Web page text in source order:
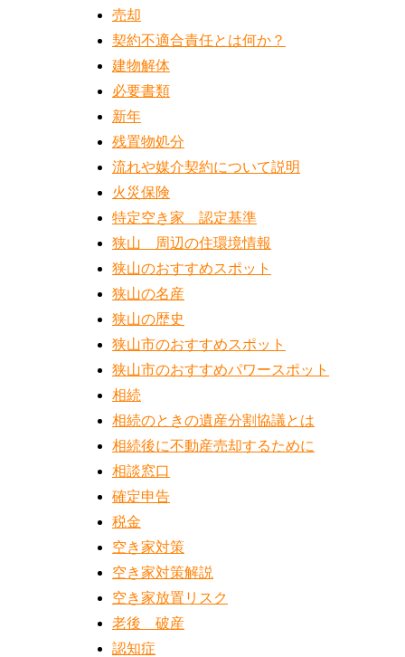
売却
契約不適合責任とは何か？
建物解体
必要書類
新年
残置物処分
流れや媒介契約について説明
火災保険
特定空き家 認定基準
狭山 周辺の住環境情報
狭山のおすすめスポット
狭山の名産
狭山の歴史
狭山市のおすすめスポット
狭山市のおすすめパワースポット
相続
相続のときの遺産分割協議とは
相続後に不動産売却するために
相談窓口
確定申告
税金
空き家対策
空き家対策解説
空き家放置リスク
老後 破産
認知症